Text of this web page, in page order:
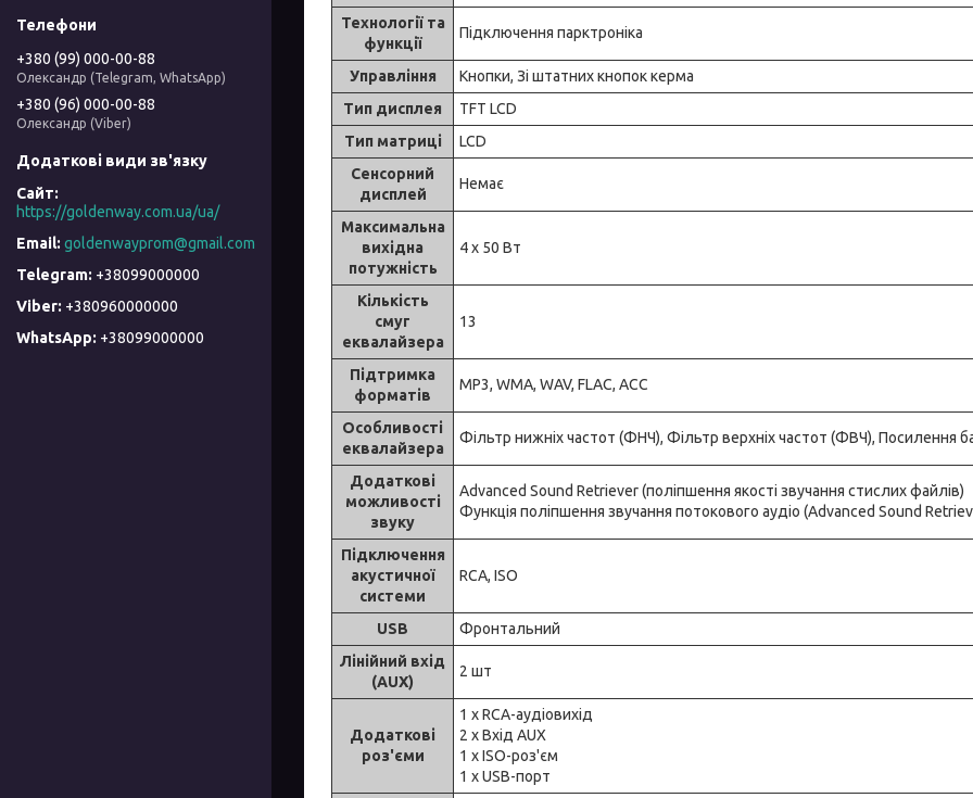
Технології та
функції
Підключення парктроніка
Управління
Кнопки, Зі штатних кнопок керма
Тип дисплея
TFT LCD
Тип матриці
LCD
Сенсорний
дисплей
Немає
Максимальна
вихідна
потужність
4 x 50 Вт
Кількість
смуг
еквалайзера
13
Підтримка
форматів
MP3, WMA, WAV, FLAC, ACC
Особливості
еквалайзера
Фільтр нижніх частот (ФНЧ), Фільтр верхніх частот (ФВЧ), Посилення
Додаткові
можливості
звуку
Advanced Sound Retriever (поліпшення якості звучання стислих файлів)
Функція поліпшення звучання потокового аудіо (Advanced Sound
Підключення
акустичної
системи
RCA, ISO
USB
Фронтальний
Лінійний вхід
(AUX)
2 шт
Додаткові
роз'єми
1 х RCA-аудіовихід
2 х Вхід AUX
1 х ISO-роз'єм
1 х USB-порт
+380 (99) 000-00-88
Олександр (Telegram, WhatsApp)
+380 (96) 000-00-88
Олександр (Viber)
https://goldenway.com.ua/ua/
goldenwayprom@gmail.com
+38099000000
+380960000000
+38099000000